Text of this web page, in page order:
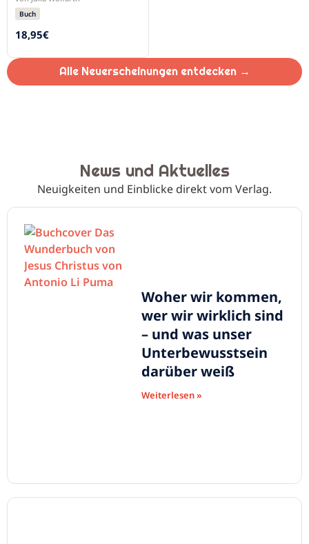
Buch
18,95€
Alle Neuerscheinungen entdecken →
News und Aktuelles
Neuigkeiten und Einblicke direkt vom Verlag.
Woher wir kommen,
wer wir wirklich sind
– und was unser
Unterbewusstsein
darüber weiß
Weiterlesen »